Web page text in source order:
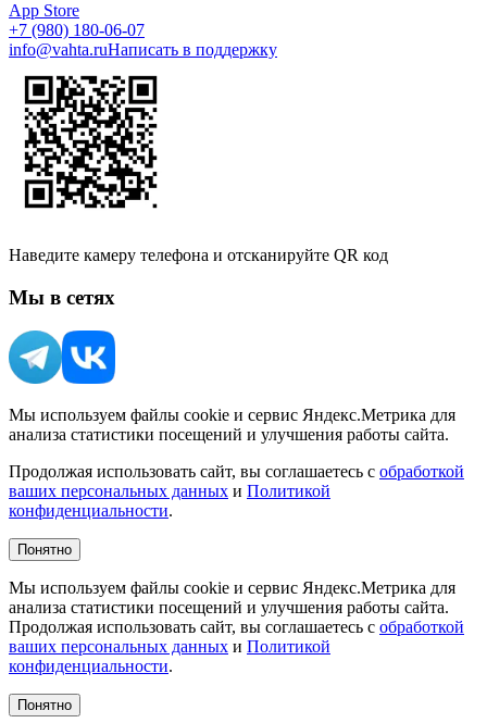
App Store
+7 (980) 180-06-07
info@vahta.ruНаписать в поддержку
Наведите камеру телефона и отсканируйте QR код
Мы в сетях
Мы используем файлы cookie и сервис Яндекс.Метрика для
анализа статистики посещений и улучшения работы сайта.
Продолжая использовать сайт, вы соглашаетесь с обработкой
ваших персональных данных и Политикой
конфиденциальности.
Понятно
Мы используем файлы cookie и сервис Яндекс.Метрика для
анализа статистики посещений и улучшения работы сайта.
Продолжая использовать сайт, вы соглашаетесь с обработкой
ваших персональных данных и Политикой
конфиденциальности.
Понятно